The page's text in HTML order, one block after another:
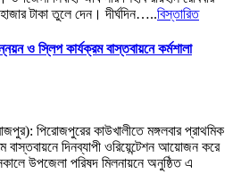
টাকা তুলে দেন। দীর্ঘদিন…..বিস্তারিত
ও স্লিপ কার্যক্রম বাস্তবায়নে কর্মশালা
পিরোজপুরের কাউখালীতে মঙ্গলবার প্রাথমিক
বাস্তবায়নে দিনব্যাপী ওরিয়েন্টেশন আয়োজন করে
উপজেলা পরিষদ মিলনায়নে অনুষ্ঠিত এ